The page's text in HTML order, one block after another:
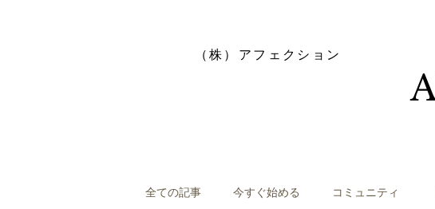
​（株）アフェクション
全ての記事 今すぐ始める コミュニティ